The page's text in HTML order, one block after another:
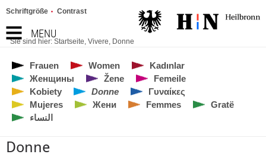
MENU
Schriftgröße Contrast
Sie sind hier: Startseite, Vivere, Donne
Frauen Women
Kadınlar
Женщины
Žene
Femeile
Kobiety
Donne
Γυναίκες
Mujeres
Жени Femmes
Gratë
النساء
Donne